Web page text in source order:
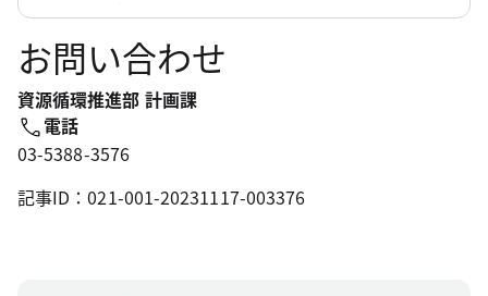
お問い合わせ
資源循環推進部 計画課
電話
03-5388-3576
記事ID：021-001-20231117-003376